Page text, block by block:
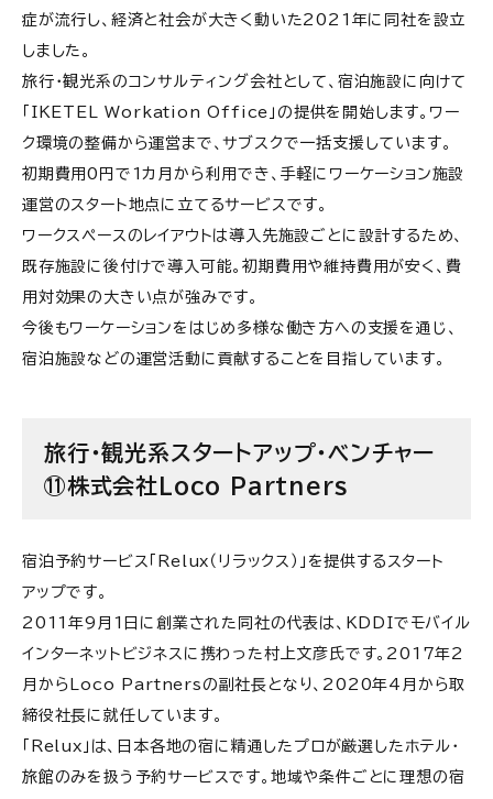
症が流行し、経済と社会が大きく動いた2021年に同社を設立
しました。
旅行・観光系のコンサルティング会社として、宿泊施設に向けて
「IKETEL Workation Office」の提供を開始します。ワー
ク環境の整備から運営まで、サブスクで一括支援しています。
初期費用0円で1カ月から利用でき、手軽にワーケーション施設
運営のスタート地点に立てるサービスです。
ワークスペースのレイアウトは導入先施設ごとに設計するため、
既存施設に後付けで導入可能。初期費用や維持費用が安く、費
用対効果の大きい点が強みです。
今後もワーケーションをはじめ多様な働き方への支援を通じ、
宿泊施設などの運営活動に貢献することを目指しています。
旅行・観光系スタートアップ・ベンチャー
⑪株式会社Loco Partners
宿泊予約サービス「Relux（リラックス）」を提供するスタート
アップです。
2011年9月1日に創業された同社の代表は、KDDIでモバイル
インターネットビジネスに携わった村上文彦氏です。2017年2
月からLoco Partnersの副社長となり、2020年4月から取
締役社長に就任しています。
「Relux」は、日本各地の宿に精通したプロが厳選したホテル・
旅館のみを扱う予約サービスです。地域や条件ごとに理想の宿